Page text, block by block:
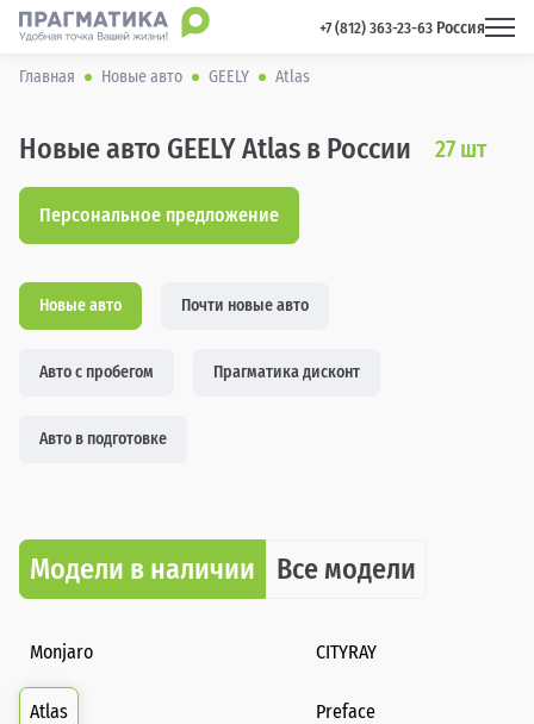
+7 (812) 363-23-63 Россия
Главная Новые авто GEELY Atlas
Новые авто GEELY Atlas в России 27 шт
Персональное предложение
Новые авто Почти новые авто
Авто с пробегом Прагматика дисконт
Авто в подготовке
Модели в наличии Все модели
Monjaro CITYRAY
Atlas Preface